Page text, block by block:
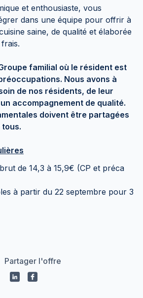
et enthousiaste, vous
dans une équipe pour offrir à
saine, de qualité et élaborée
familial où le résident est
Nous avons à
de nos résidents, de leur
accompagnement de qualité.
doivent être partagées
de 14,3 à 15,9€ (CP et préca
à partir du 22 septembre pour 3
Partager l'offre